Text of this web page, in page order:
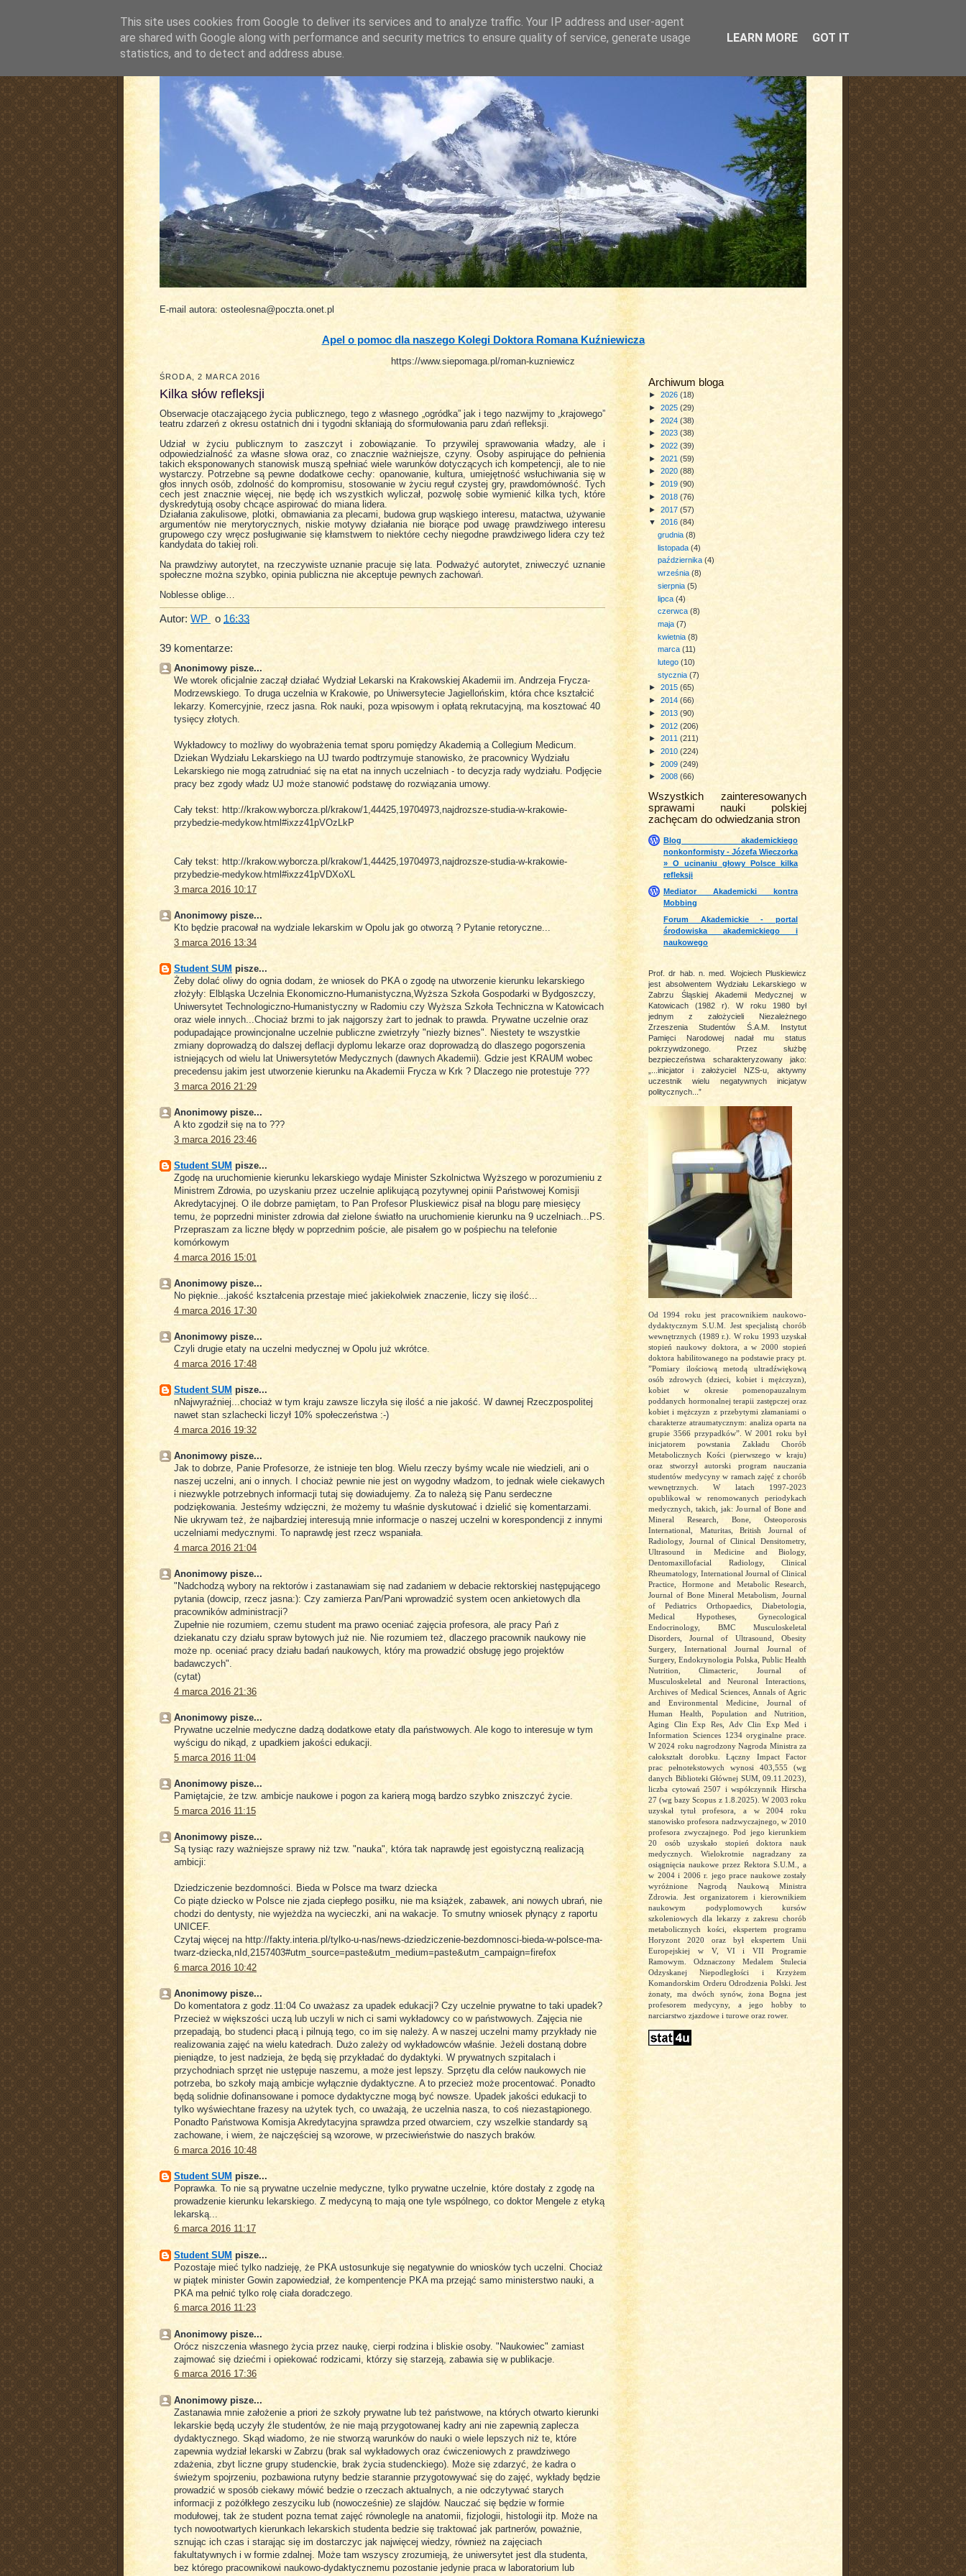
pluskiewicz.blogspot.com
E-mail autora: osteolesna@poczta.onet.pl
Apel o pomoc dla naszego Kolegi Doktora Romana Kuźniewicza
https://www.siepomaga.pl/roman-kuzniewicz
Archiwum bloga
► 2026 (18)
► 2025 (29)
► 2024 (38)
► 2023 (38)
► 2022 (39)
► 2021 (59)
► 2020 (88)
► 2019 (90)
► 2018 (76)
► 2017 (57)
▼ 2016 (84)
grudnia(8)
listopada(4)
października(4)
września(8)
sierpnia(5)
lipca(4)
czerwca(8)
maja(7)
kwietnia(8)
marca(11)
lutego(10)
stycznia(7)
► 2015 (65)
► 2014 (66)
► 2013 (90)
► 2012 (206)
► 2011 (211)
► 2010 (224)
► 2009 (249)
► 2008 (66)
Wszystkich zainteresowanych
sprawami nauki polskiej
zachęcam do odwiedzania stron
Blog akademickiego
nonkonformisty - Józefa Wieczorka
» O ucinaniu głowy Polsce kilka
refleksji
Mediator Akademicki kontra
Mobbing
Forum Akademickie - portal
środowiska akademickiego i
naukowego
Prof. dr hab. n. med. Wojciech Pluskiewicz
jest absolwentem Wydziału Lekarskiego w
Zabrzu Śląskiej Akademii Medycznej w
Katowicach (1982 r). W roku 1980 był
jednym z założycieli Niezależnego
Zrzeszenia Studentów Ś.A.M. Instytut
Pamięci Narodowej nadał mu status
pokrzywdzonego. Przez służbę
bezpieczeństwa scharakteryzowany jako:
„...inicjator i założyciel NZS-u, aktywny
uczestnik wielu negatywnych inicjatyw
politycznych...”
Od 1994 roku jest pracownikiem naukowo-
dydaktycznym S.U.M. Jest specjalistą chorób
wewnętrznych (1989 r.). W roku 1993 uzyskał
stopień naukowy doktora, a w 2000 stopień
doktora habilitowanego na podstawie pracy pt.
”Pomiary ilościową metodą ultradźwiękową
osób zdrowych (dzieci, kobiet i mężczyzn),
kobiet w okresie pomenopauzalnym
poddanych hormonalnej terapii zastępczej oraz
kobiet i mężczyzn z przebytymi złamaniami o
charakterze atraumatycznym: analiza oparta na
grupie 3566 przypadków”. W 2001 roku był
inicjatorem powstania Zakładu Chorób
Metabolicznych Kości (pierwszego w kraju)
oraz stworzył autorski program nauczania
studentów medycyny w ramach zajęć z chorób
wewnętrznych. W latach 1997-2023
opublikował w renomowanych periodykach
medycznych, takich, jak: Journal of Bone and
Mineral Research, Bone, Osteoporosis
International, Maturitas, British Journal of
Radiology, Journal of Clinical Densitometry,
Ultrasound in Medicine and Biology,
Dentomaxillofacial Radiology, Clinical
Rheumatology, International Journal of Clinical
Practice, Hormone and Metabolic Research,
Journal of Bone Mineral Metabolism, Journal
of Pediatrics Orthopaedics, Diabetologia,
Medical Hypotheses, Gynecological
Endocrinology, BMC Musculoskeletal
Disorders, Journal of Ultrasound, Obesity
Surgery, International Journal Journal of
Surgery, Endokrynologia Polska, Public Health
Nutrition, Climacteric, Journal of
Musculoskeletal and Neuronal Interactions,
Archives of Medical Sciences, Annals of Agric
and Environmental Medicine, Journal of
Human Health, Population and Nutrition,
Aging Clin Exp Res, Adv Clin Exp Med i
Information Sciences 1234 oryginalne prace.
W 2024 roku nagrodzony Nagroda Ministra za
całokształt dorobku. Łączny Impact Factor
prac pełnotekstowych wynosi 403,555 (wg
danych Biblioteki Głównej SUM, 09.11.2023),
liczba cytowań 2507 i współczynnik Hirscha
27 (wg bazy Scopus z 1.8.2025). W 2003 roku
uzyskał tytuł profesora, a w 2004 roku
stanowisko profesora nadzwyczajnego, w 2010
profesora zwyczajnego. Pod jego kierunkiem
20 osób uzyskało stopień doktora nauk
medycznych. Wielokrotnie nagradzany za
osiągnięcia naukowe przez Rektora S.U.M., a
w 2004 i 2006 r. jego prace naukowe zostały
wyróżnione Nagrodą Naukową Ministra
Zdrowia. Jest organizatorem i kierownikiem
naukowym podyplomowych kursów
szkoleniowych dla lekarzy z zakresu chorób
metabolicznych kości, ekspertem programu
Horyzont 2020 oraz był ekspertem Unii
Europejskiej w V, VI i VII Programie
Ramowym. Odznaczony Medalem Stulecia
Odzyskanej Niepodległości i Krzyżem
Komandorskim Orderu Odrodzenia Polski. Jest
żonaty, ma dwóch synów, żona Bogna jest
profesorem medycyny, a jego hobby to
narciarstwo zjazdowe i turowe oraz rower.
ŚRODA, 2 MARCA 2016
Kilka słów refleksji
Obserwacje otaczającego życia publicznego, tego z własnego „ogródka” jak i tego nazwijmy to „krajowego”
teatru zdarzeń z okresu ostatnich dni i tygodni skłaniają do sformułowania paru zdań refleksji.
Udział w życiu publicznym to zaszczyt i zobowiązanie. To przywilej sprawowania władzy, ale i
odpowiedzialność za własne słowa oraz, co znacznie ważniejsze, czyny. Osoby aspirujące do pełnienia
takich eksponowanych stanowisk muszą spełniać wiele warunków dotyczących ich kompetencji, ale to nie
wystarczy. Potrzebne są pewne dodatkowe cechy: opanowanie, kultura, umiejętność wsłuchiwania się w
głos innych osób, zdolność do kompromisu, stosowanie w życiu reguł czystej gry, prawdomówność. Tych
cech jest znacznie więcej, nie będę ich wszystkich wyliczał, pozwolę sobie wymienić kilka tych, które
dyskredytują osoby chcące aspirować do miana lidera.
Działania zakulisowe, plotki, obmawiania za plecami, budowa grup wąskiego interesu, matactwa, używanie
argumentów nie merytorycznych, niskie motywy działania nie biorące pod uwagę prawdziwego interesu
grupowego czy wręcz posługiwanie się kłamstwem to niektóre cechy niegodne prawdziwego lidera czy też
kandydata do takiej roli.
Na prawdziwy autorytet, na rzeczywiste uznanie pracuje się lata. Podważyć autorytet, zniweczyć uznanie
społeczne można szybko, opinia publiczna nie akceptuje pewnych zachowań.
Noblesse oblige…
Autor: WP o 16:33
39 komentarze:
Anonimowy pisze...
We wtorek oficjalnie zaczął działać Wydział Lekarski na Krakowskiej Akademii im. Andrzeja Frycza-
Modrzewskiego. To druga uczelnia w Krakowie, po Uniwersytecie Jagiellońskim, która chce kształcić
lekarzy. Komercyjnie, rzecz jasna. Rok nauki, poza wpisowym i opłatą rekrutacyjną, ma kosztować 40
tysięcy złotych.
Wykładowcy to możliwy do wyobrażenia temat sporu pomiędzy Akademią a Collegium Medicum.
Dziekan Wydziału Lekarskiego na UJ twardo podtrzymuje stanowisko, że pracownicy Wydziału
Lekarskiego nie mogą zatrudniać się na etat na innych uczelniach - to decyzja rady wydziału. Podjęcie
pracy bez zgody władz UJ może stanowić podstawę do rozwiązania umowy.
Cały tekst: http://krakow.wyborcza.pl/krakow/1,44425,19704973,najdrozsze-studia-w-krakowie-
przybedzie-medykow.html#ixzz41pVOzLkP
Cały tekst: http://krakow.wyborcza.pl/krakow/1,44425,19704973,najdrozsze-studia-w-krakowie-
przybedzie-medykow.html#ixzz41pVDXoXL
3 marca 2016 10:17
Anonimowy pisze...
Kto będzie pracował na wydziale lekarskim w Opolu jak go otworzą ? Pytanie retoryczne...
3 marca 2016 13:34
Student SUM pisze...
Żeby dolać oliwy do ognia dodam, że wniosek do PKA o zgodę na utworzenie kierunku lekarskiego
złożyły: Elbląska Uczelnia Ekonomiczno-Humanistyczna,Wyższa Szkoła Gospodarki w Bydgoszczy,
Uniwersytet Technologiczno-Humanistyczny w Radomiu czy Wyższa Szkoła Techniczna w Katowicach
oraz wiele innych...Chociaż brzmi to jak najgorszy żart to jednak to prawda. Prywatne uczelnie oraz
podupadające prowincjonalne uczelnie publiczne zwietrzyły "niezły biznes". Niestety te wszystkie
zmiany doprowadzą do dalszej deflacji dyplomu lekarze oraz doprowadzą do dlaszego pogorszenia
istniejących od wielu lat Uniwersytetów Medycznych (dawnych Akademii). Gdzie jest KRAUM wobec
precedensu jakim jest utworzenie kierunku na Akademii Frycza w Krk ? Dlaczego nie protestuje ???
3 marca 2016 21:29
Anonimowy pisze...
A kto zgodził się na to ???
3 marca 2016 23:46
Student SUM pisze...
Zgodę na uruchomienie kierunku lekarskiego wydaje Minister Szkolnictwa Wyższego w porozumieniu z
Ministrem Zdrowia, po uzyskaniu przez uczelnie aplikującą pozytywnej opinii Państwowej Komisji
Akredytacyjnej. O ile dobrze pamiętam, to Pan Profesor Pluskiewicz pisał na blogu parę miesięcy
temu, że poprzedni minister zdrowia dał zielone światło na uruchomienie kierunku na 9 uczelniach...PS.
Przepraszam za liczne błędy w poprzednim poście, ale pisałem go w pośpiechu na telefonie
komórkowym
4 marca 2016 15:01
Anonimowy pisze...
No pięknie...jakość kształcenia przestaje mieć jakiekolwiek znaczenie, liczy się ilość...
4 marca 2016 17:30
Anonimowy pisze...
Czyli drugie etaty na uczelni medycznej w Opolu już wkrótce.
4 marca 2016 17:48
Student SUM pisze...
nNajwyraźniej...chociaż w tym kraju zawsze liczyła się ilość a nie jakość. W dawnej Rzeczpospolitej
nawet stan szlachecki liczył 10% społeczeństwa :-)
4 marca 2016 19:32
Anonimowy pisze...
Jak to dobrze, Panie Profesorze, że istnieje ten blog. Wielu rzeczy byśmy wcale nie wiedzieli, ani o
naszej uczelni, ani o innych. I chociaż pewnie nie jest on wygodny władzom, to jednak wiele ciekawych
i niezwykle potrzebnych informacji tutaj się dowiadujemy. Za to należą się Panu serdeczne
podziękowania. Jesteśmy wdzięczni, że możemy tu właśnie dyskutować i dzielić się komentarzami.
Nie ukrywam też, że najbardziej interesują mnie informacje o naszej uczelni w korespondencji z innymi
uczelniami medycznymi. To naprawdę jest rzecz wspaniała.
4 marca 2016 21:04
Anonimowy pisze...
"Nadchodzą wybory na rektorów i zastanawiam się nad zadaniem w debacie rektorskiej następującego
pytania (dowcip, rzecz jasna:): Czy zamierza Pan/Pani wprowadzić system ocen ankietowych dla
pracowników administracji?
Zupełnie nie rozumiem, czemu student ma prawo oceniać zajęcia profesora, ale pracy Pań z
dziekanatu czy działu spraw bytowych już nie. Nie rozumiem też, dlaczego pracownik naukowy nie
może np. oceniać pracy działu badań naukowych, który ma prowadzić obsługę jego projektów
badawczych".
(cytat)
4 marca 2016 21:36
Anonimowy pisze...
Prywatne uczelnie medyczne dadzą dodatkowe etaty dla państwowych. Ale kogo to interesuje w tym
wyścigu do nikąd, z upadkiem jakości edukacji.
5 marca 2016 11:04
Anonimowy pisze...
Pamiętajcie, że tzw. ambicje naukowe i pogon za karierą mogą bardzo szybko zniszczyć życie.
5 marca 2016 11:15
Anonimowy pisze...
Są tysiąc razy ważniejsze sprawy niż tzw. "nauka", która tak naprawdę jest egoistyczną realizacją
ambicji:
Dziedziczenie bezdomności. Bieda w Polsce ma twarz dziecka
Co piąte dziecko w Polsce nie zjada ciepłego posiłku, nie ma książek, zabawek, ani nowych ubrań, nie
chodzi do dentysty, nie wyjeżdża na wycieczki, ani na wakacje. To smutny wniosek płynący z raportu
UNICEF.
Czytaj więcej na http://fakty.interia.pl/tylko-u-nas/news-dziedziczenie-bezdomnosci-bieda-w-polsce-ma-
twarz-dziecka,nId,2157403#utm_source=paste&utm_medium=paste&utm_campaign=firefox
6 marca 2016 10:42
Anonimowy pisze...
Do komentatora z godz.11:04 Co uważasz za upadek edukacji? Czy uczelnie prywatne to taki upadek?
Przecież w większości uczą lub uczyli w nich ci sami wykładowcy co w państwowych. Zajęcia nie
przepadają, bo studenci płacą i pilnują tego, co im się należy. A w naszej uczelni mamy przykłady nie
realizowania zajęć na wielu katedrach. Dużo zależy od wykładowców właśnie. Jeżeli dostaną dobre
pieniądze, to jest nadzieja, że będą się przykładać do dydaktyki. W prywatnych szpitalach i
przychodniach sprzęt nie ustępuje naszemu, a może jest lepszy. Sprzętu dla celów naukowych nie
potrzeba, bo szkoły mają ambicje wyłącznie dydaktyczne. A to przecież może procentować. Ponadto
będą solidnie dofinansowane i pomoce dydaktyczne mogą być nowsze. Upadek jakości edukacji to
tylko wyświechtane frazesy na użytek tych, co uważają, że uczelnia nasza, to coś niezastąpionego.
Ponadto Państwowa Komisja Akredytacyjna sprawdza przed otwarciem, czy wszelkie standardy są
zachowane, i wiem, że najczęściej są wzorowe, w przeciwieństwie do naszych braków.
6 marca 2016 10:48
Student SUM pisze...
Poprawka. To nie są prywatne uczelnie medyczne, tylko prywatne uczelnie, które dostały z zgodę na
prowadzenie kierunku lekarskiego. Z medycyną to mają one tyle wspólnego, co doktor Mengele z etyką
lekarską...
6 marca 2016 11:17
Student SUM pisze...
Pozostaje mieć tylko nadzieję, że PKA ustosunkuje się negatywnie do wniosków tych uczelni. Chociaż
w piątek minister Gowin zapowiedział, że kompentencje PKA ma przejąć samo ministerstwo nauki, a
PKA ma pełnić tylko rolę ciała doradczego.
6 marca 2016 11:23
Anonimowy pisze...
Orócz niszczenia własnego życia przez naukę, cierpi rodzina i bliskie osoby. "Naukowiec" zamiast
zajmować się dziećmi i opiekować rodzicami, którzy się starzeją, zabawia się w publikacje.
6 marca 2016 17:36
Anonimowy pisze...
Zastanawia mnie założenie a priori że szkoły prywatne lub też państwowe, na których otwarto kierunki
lekarskie będą uczyły źle studentów, że nie mają przygotowanej kadry ani nie zapewnią zaplecza
dydaktycznego. Skąd wiadomo, że nie stworzą warunków do nauki o wiele lepszych niż te, które
zapewnia wydział lekarski w Zabrzu (brak sal wykładowych oraz ćwiczeniowych z prawdziwego
zdażenia, zbyt liczne grupy studenckie, brak życia studenckiego). Może się zdarzyć, że kadra o
świeżym spojrzeniu, pozbawiona rutyny bedzie starannie przygotowywać się do zajęć, wykłady będzie
prowadzić w sposób ciekawy mówić bedzie o rzeczach aktualnych, a nie odczytywać starych
informacji z pożółkłego zeszyciku lub (nowocześnie) ze slajdów. Nauczać się będzie w formie
modułowej, tak że student pozna temat zajęć równolegle na anatomii, fizjologii, histologii itp. Może na
tych nowootwartych kierunkach lekarskich studenta bedzie się traktować jak partnerów, poważnie,
sznując ich czas i starając się im dostarczyc jak najwięcej wiedzy, również na zajęciach
fakultatywnych i w formie zdalnej. Może tam wszyscy zrozumieją, że uniwersytet jest dla studenta,
bez którego pracownikowi naukowo-dydaktycznemu pozostanie jedynie praca w laboratorium lub
This site uses cookies from Google to deliver its services and to analyze traffic. Your IP address and user-agent
are shared with Google along with performance and security metrics to ensure quality of service, generate usage
statistics, and to detect and address abuse.
LEARN MORE GOT IT